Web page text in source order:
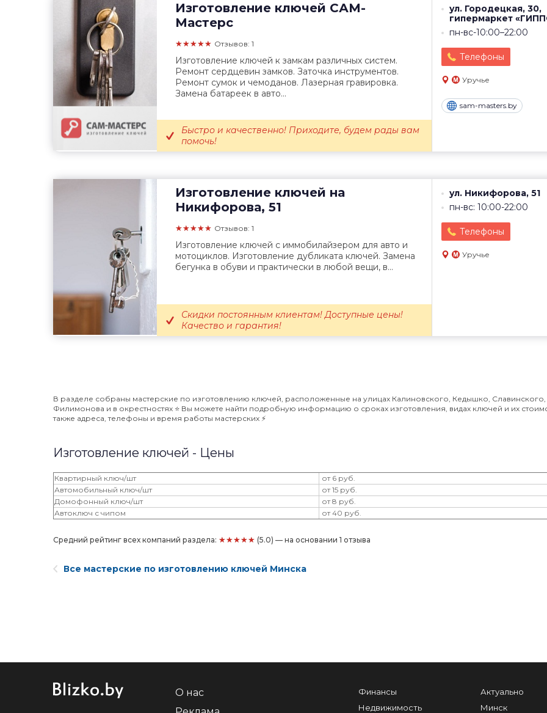
Изготовление ключей САМ-
Мастерс
★★★★★ Отзывов: 1
ул. Городецкая, 30,
гипермаркет
пн-вс-10:00–22:00
Телефоны
Уручье
sam-masters.by
Изготовление ключей к замкам различных систем.
Ремонт сердцевин замков. Заточка инструментов.
Ремонт сумок и чемоданов. Лазерная гравировка.
Замена батареек в авто...
Быстро и качественно! Приходите, будем рады вам
помочь!
Изготовление ключей на
Никифорова, 51
★★★★★ Отзывов: 1
ул. Никифорова, 51
пн-вс: 10:00-22:00
Телефоны
Уручье
Изготовление ключей с иммобилайзером для авто и
мотоциклов. Изготовление дубликата ключей. Замена
бегунка в обуви и практически в любой вещи, в...
Скидки постоянным клиентам! Доступные цены!
Качество и гарантия!
В разделе собраны мастерские по изготовлению ключей, расположенные на улицах Калиновского, Кедышко, Славинского,
Филимонова и в окрестностях ⭐️ Вы можете найти подробную информацию о сроках изготовления, видах ключей и их
также адреса, телефоны и время работы мастерских ⚡️
Изготовление ключей - Цены
Квартирный ключ/шт
от 6 руб.
Автомобильный ключ/шт
от 15 руб.
Домофонный ключ/шт
от 8 руб.
Автоключ с чипом
от 40 руб.
Средний рейтинг всех компаний раздела: ★★★★★ (5.0) — на основании 1 отзыва
Все мастерские по изготовлению ключей Минска
О нас
Финансы
Недвижимость
Актуально
Минск